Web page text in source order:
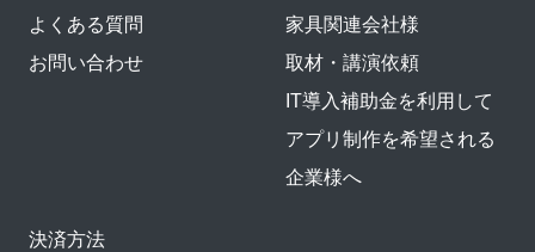
よくある質問
お問い合わせ
家具関連会社様
取材・講演依頼
IT導入補助金を利用して
アプリ制作を希望される
企業様へ
決済方法